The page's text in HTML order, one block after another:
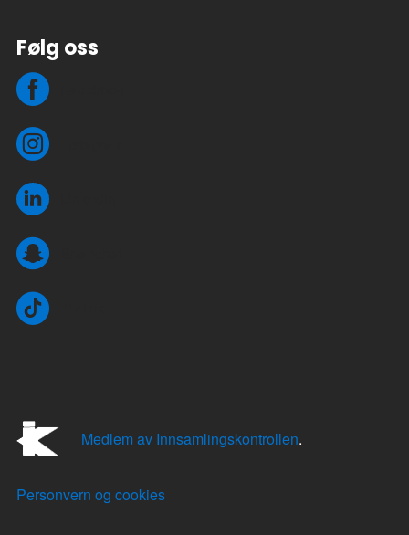
Følg oss
Medlem av Innsamlingskontrollen.
Personvern og cookies